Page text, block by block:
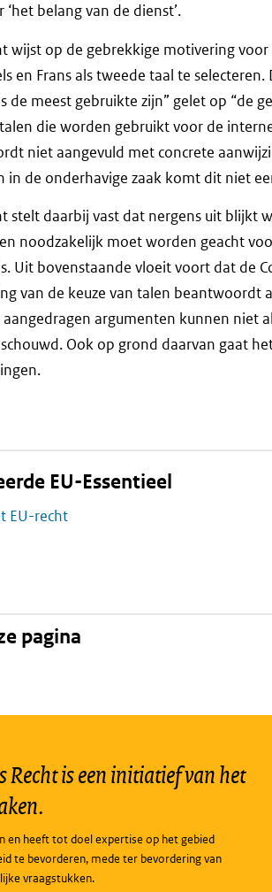
belang van de dienst’.
wijst op de gebrekkige motivering
en Frans als tweede taal te
de meest gebruikte zijn” gelet op “de
die worden gebruikt voor de
niet aangevuld met concrete
in de onderhavige zaak komt dit niet
stelt daarbij vast dat nergens uit blijkt
noodzakelijk moet worden geacht
Uit bovenstaande vloeit voort dat de
van de keuze van talen beantwoordt
aangedragen argumenten kunnen niet
Ook op grond daarvan gaat
EU-Essentieel
EU-recht
pagina
Recht is een initiatief van het
en heeft tot doel expertise op het gebied
te bevorderen, mede ter bevordering van
vraagstukken.